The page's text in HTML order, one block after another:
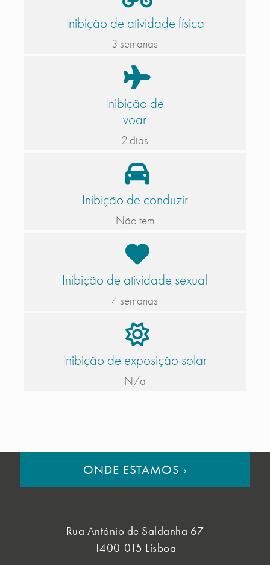
Inibição de atividade física
3 semanas
Inibição de
voar
2 dias
Inibição de conduzir
Não tem
Inibição de atividade sexual
4 semanas
Inibição de exposição solar
N/a
ONDE ESTAMOS ›
Rua António de Saldanha 67
1400-015 Lisboa